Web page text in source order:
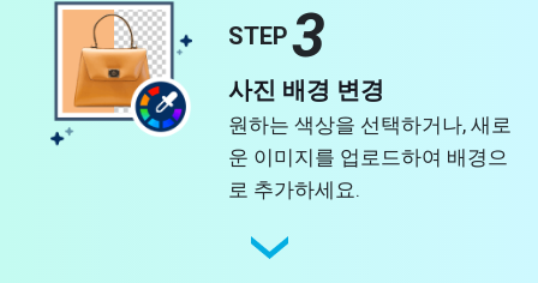
STEP3
사진 배경 변경
원하는 색상을 선택하거나, 새로
운 이미지를 업로드하여 배경으
로 추가하세요.